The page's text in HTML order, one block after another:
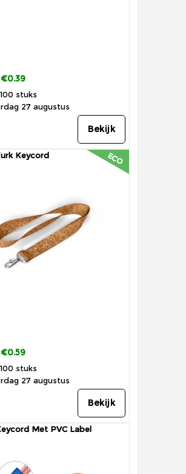
€0.39
stuks
27 augustus
Bekijk
ECO
Keycord
€0.59
stuks
27 augustus
Bekijk
Met PVC Label